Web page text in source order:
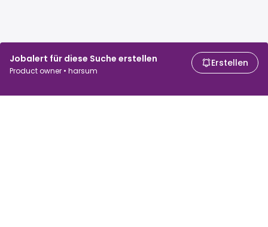
Jobalert für diese Suche erstellen
Product owner • harsum
Erstellen